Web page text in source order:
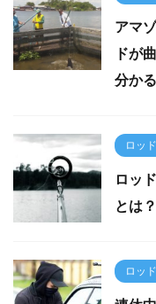
アマ
ドが
分かる
ロッド
ロッ
とは？
ロッド